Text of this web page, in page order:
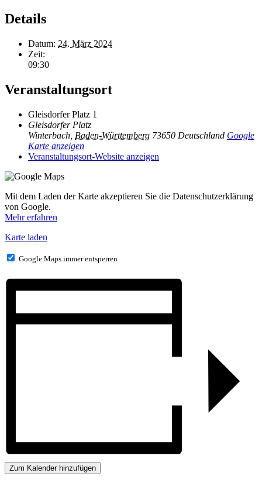
Details
Datum: 24. März 2024
Zeit:
09:30
Veranstaltungsort
Gleisdorfer Platz 1
Gleisdorfer Platz
Winterbach Baden-Württemberg 73650 Deutschland Google
Karte anzeigen
Veranstaltungsort-Website anzeigen
Mit dem Laden der Karte akzeptieren Sie die Datenschutzerklärung
von Google.
Mehr erfahren
Karte laden
Google Maps immer entsperren
Zum Kalender hinzufügen